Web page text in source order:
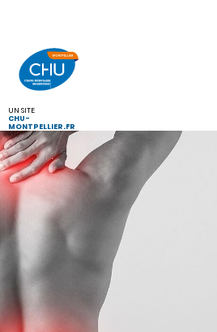
UN SITE
CHU-
MONTPELLIER.FR